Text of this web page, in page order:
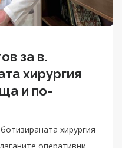
за в.
хирургия
и по-
хирургия
оперативни